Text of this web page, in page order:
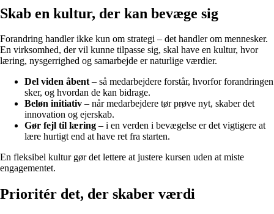
Skab en kultur, der kan bevæge sig
Forandring handler ikke kun om strategi – det handler om mennesker.
En virksomhed, der vil kunne tilpasse sig, skal have en kultur, hvor
læring, nysgerrighed og samarbejde er naturlige værdier.
Del viden åbent– så medarbejdere forstår, hvorfor forandringen
sker, og hvordan de kan bidrage.
Beløn initiativ – når medarbejdere tør prøve nyt, skaber det
innovation og ejerskab.
Gør fejl til læring – i en verden i bevægelse er det vigtigere at
lære hurtigt end at have ret fra starten.
En fleksibel kultur gør det lettere at justere kursen uden at miste
engagementet.
Prioritér det, der skaber værdi